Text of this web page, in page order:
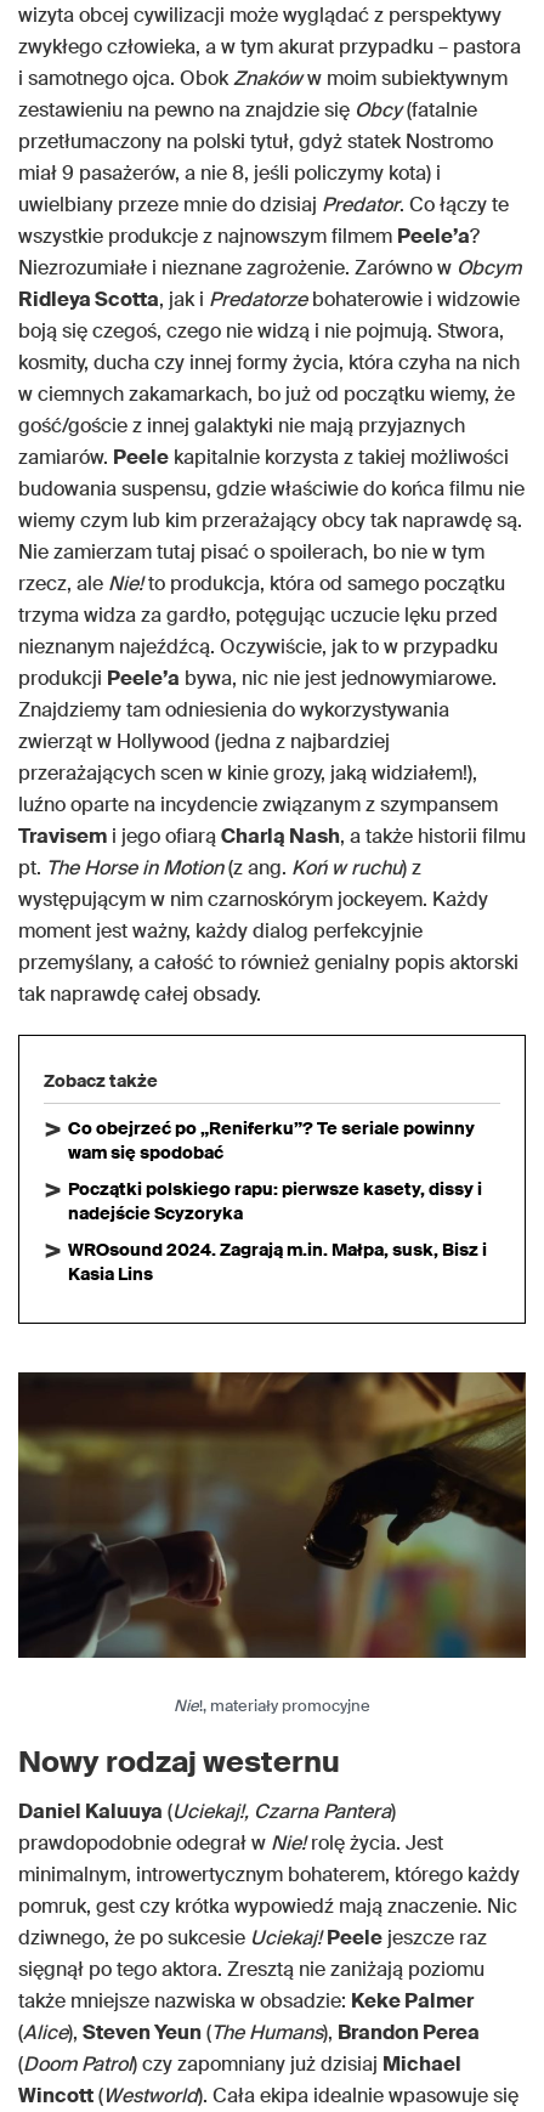
wizyta obcej cywilizacji może wyglądać z perspektywy
zwykłego człowieka, a w tym akurat przypadku – pastora
i samotnego ojca. ObokZnakóww moim subiektywnym
zestawieniu na pewno na znajdzie się Obcy(fatalnie
przetłumaczony na polski tytuł, gdyż statek Nostromo
miał 9 pasażerów, a nie 8, jeśli policzymy kota) i
uwielbiany przeze mnie do dzisiaj Predator. Co łączy te
wszystkie produkcje z najnowszym filmem Peele’a?
Niezrozumiałe i nieznane zagrożenie. Zarówno w Obcym
Ridleya Scotta, jak i Predatorzebohaterowie i widzowie
boją się czegoś, czego nie widzą i nie pojmują. Stwora,
kosmity, ducha czy innej formy życia, która czyha na nich
w ciemnych zakamarkach, bo już od początku wiemy, że
gość/goście z innej galaktyki nie mają przyjaznych
zamiarów. Peele kapitalnie korzysta z takiej możliwości
budowania suspensu, gdzie właściwie do końca filmu nie
wiemy czym lub kim przerażający obcy tak naprawdę są.
Nie zamierzam tutaj pisać o spoilerach, bo nie w tym
rzecz, ale Nie!to produkcja, która od samego początku
trzyma widza za gardło, potęgując uczucie lęku przed
nieznanym najeźdźcą. Oczywiście, jak to w przypadku
produkcji Peele’a bywa, nic nie jest jednowymiarowe.
Znajdziemy tam odniesienia do wykorzystywania
zwierząt w Hollywood (jedna z najbardziej
przerażających scen w kinie grozy, jaką widziałem!),
luźno oparte na incydencie związanym z szympansem
Travisem i jego ofiarąCharlą Nash, a także historii filmu
pt. The Horse in Motion(z ang. Koń w ruchu) z
występującym w nim czarnoskórym jockeyem. Każdy
moment jest ważny, każdy dialog perfekcyjnie
przemyślany, a całość to również genialny popis aktorski
tak naprawdę całej obsady.
Zobacz także
Co obejrzeć po „Reniferku”? Te seriale powinny
wam się spodobać
Początki polskiego rapu: pierwsze kasety, dissy i
nadejście Scyzoryka
WROsound 2024. Zagrają m.in. Małpa, susk, Bisz i
Kasia Lins
Nie!, materiały promocyjne
Nowy rodzaj westernu
Daniel Kaluuya (Uciekaj!, Czarna Pantera)
prawdopodobnie odegrał w Nie!rolę życia. Jest
minimalnym, introwertycznym bohaterem, którego każdy
pomruk, gest czy krótka wypowiedź mają znaczenie. Nic
dziwnego, że po sukcesie Uciekaj! Peele jeszcze raz
sięgnął po tego aktora. Zresztą nie zaniżają poziomu
także mniejsze nazwiska w obsadzie: Keke Palmer
(Alice), Steven Yeun(The Humans), Brandon Perea
(Doom Patrol) czy zapomniany już dzisiaj Michael
Wincott(Westworld). Cała ekipa idealnie wpasowuje się